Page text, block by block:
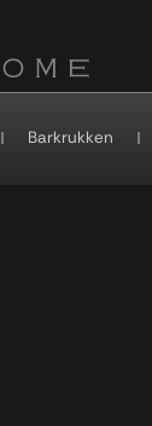
Barkrukken